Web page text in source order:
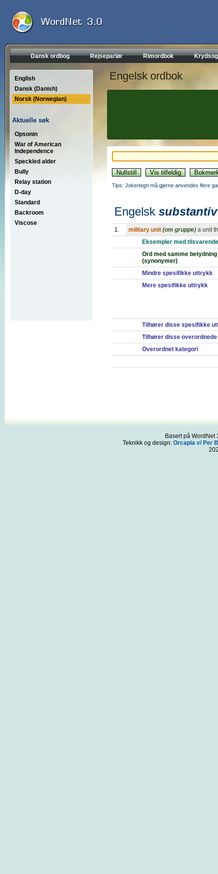
Dansk ordbog Rejseparlør Rimordbok
English
Dansk (Danish)
Norsk (Norwegian)
Aktuelle søk
Opsonin
War of American
Independence
Speckled alder
Bully
Relay station
D-day
Standard
Backroom
Viscose
Engelsk ordbok
Tips: Jokertegn må gjerne anvendes flere
Engelsk substantiv
1. military unit (om gruppe) a unit
Eksempler med
Ord med samme betydning
(synonymer)
Mindre spesifikke uttrykk
Mere spesifikke uttrykk
Tilhører disse spesifikke
Tilhører disse
Overordnet kategori
Basert på
Teknikk og design: Orcapia v/ Per